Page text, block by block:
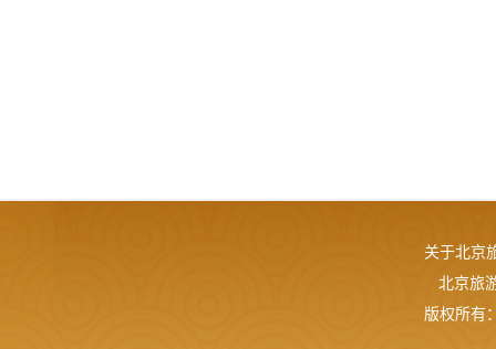
关于北京
北京旅
版权所有